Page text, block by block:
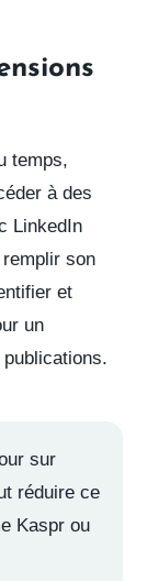
temps,
à des
LinkedIn
remplir son
et
un
sur
réduire ce
Kaspr ou